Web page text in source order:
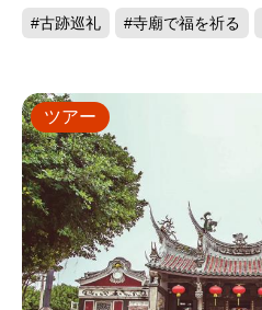
#古跡巡礼 #寺廟で福を祈る
ツアー